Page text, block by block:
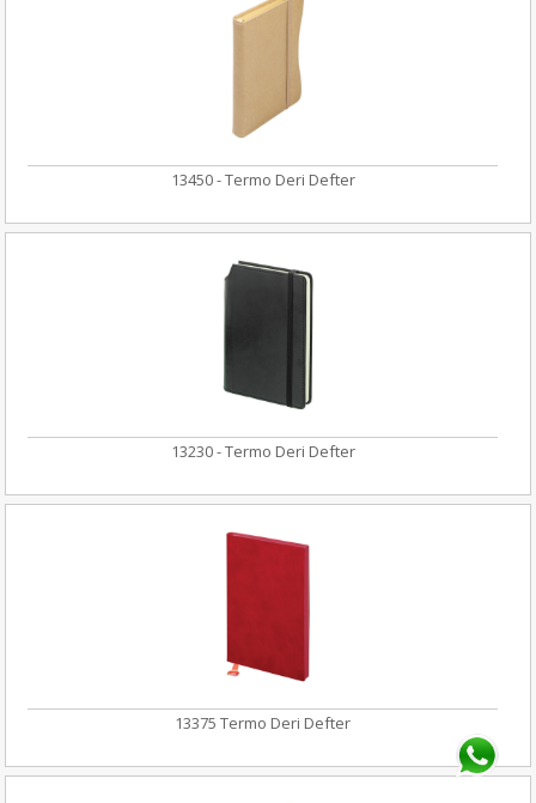
13450 - Termo Deri Defter
13230 - Termo Deri Defter
13375 Termo Deri Defter